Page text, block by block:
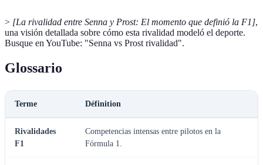
> [La rivalidad entre Senna y Prost: El momento que definió la F1],
una visión detallada sobre cómo esta rivalidad modeló el deporte.
Busque en YouTube: "Senna vs Prost rivalidad".
Glossario
Terme Définition
Rivalidades
F1
Competencias intensas entre pilotos en la
Fórmula 1.